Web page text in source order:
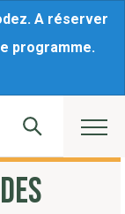
A réserver
programme.